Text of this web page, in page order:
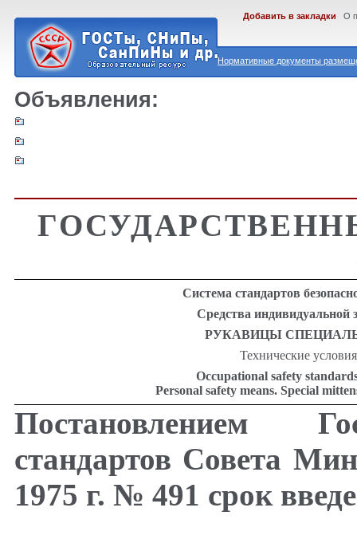
Нормативные документы
Добавить в закладки О
Объявления:
Система стандартов
Средства индивидуальной
РУКАВИЦЫ
Технические условия
Occupational safety
Personal safety means. Special
Постановлением
стандартов Совета
1975 г. № 491 срок